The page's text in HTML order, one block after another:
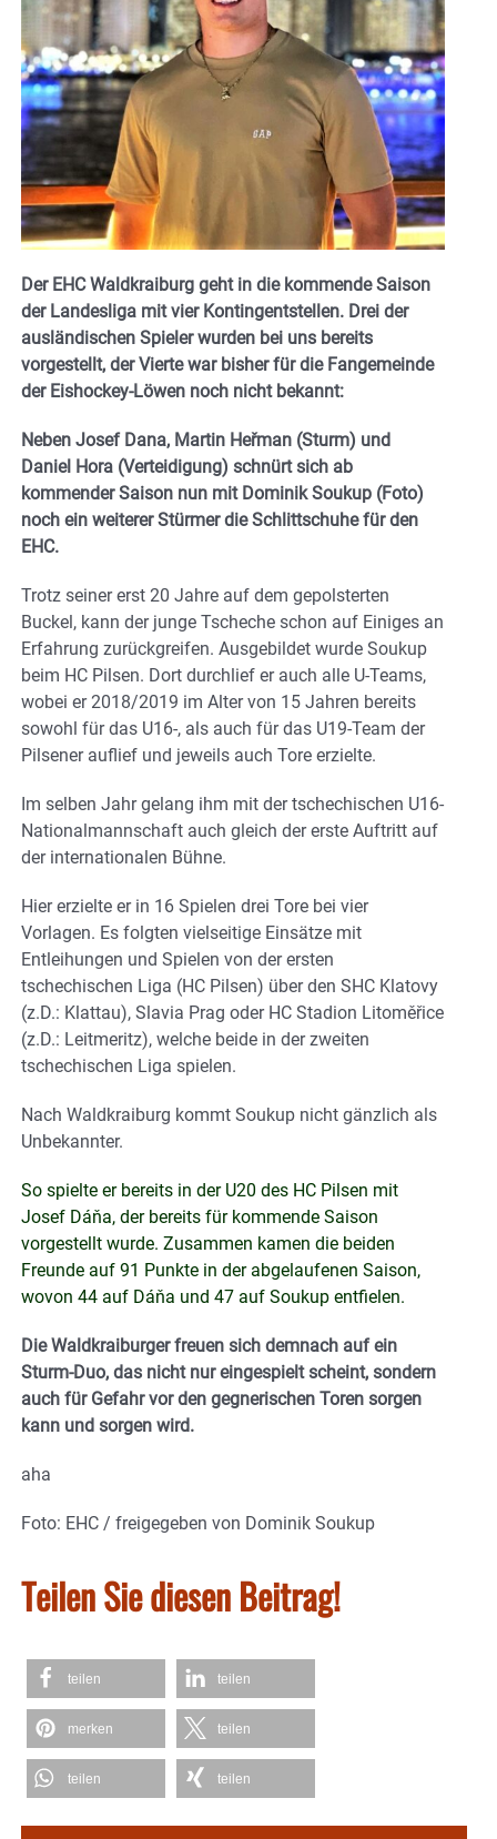
Der EHC Waldkraiburg geht in die kommende Saison
der Landesliga mit vier Kontingentstellen. Drei der
ausländischen Spieler wurden bei uns bereits
vorgestellt, der Vierte war bisher für die Fangemeinde
der Eishockey-Löwen noch nicht bekannt:
Neben Josef Dana, Martin Heřman (Sturm) und
Daniel Hora (Verteidigung) schnürt sich ab
kommender Saison nun mit Dominik Soukup (Foto)
noch ein weiterer Stürmer die Schlittschuhe für den
EHC.
Trotz seiner erst 20 Jahre auf dem gepolsterten
Buckel, kann der junge Tscheche schon auf Einiges an
Erfahrung zurückgreifen. Ausgebildet wurde Soukup
beim HC Pilsen. Dort durchlief er auch alle U-Teams,
wobei er 2018/2019 im Alter von 15 Jahren bereits
sowohl für das U16-, als auch für das U19-Team der
Pilsener auflief und jeweils auch Tore erzielte.
Im selben Jahr gelang ihm mit der tschechischen U16-
Nationalmannschaft auch gleich der erste Auftritt auf
der internationalen Bühne.
Hier erzielte er in 16 Spielen drei Tore bei vier
Vorlagen. Es folgten vielseitige Einsätze mit
Entleihungen und Spielen von der ersten
tschechischen Liga (HC Pilsen) über den SHC Klatovy
(z.D.: Klattau), Slavia Prag oder HC Stadion Litoměřice
(z.D.: Leitmeritz), welche beide in der zweiten
tschechischen Liga spielen.
Nach Waldkraiburg kommt Soukup nicht gänzlich als
Unbekannter.
So spielte er bereits in der U20 des HC Pilsen mit
Josef Dáňa, der bereits für kommende Saison
vorgestellt wurde. Zusammen kamen die beiden
Freunde auf 91 Punkte in der abgelaufenen Saison,
wovon 44 auf Dáňa und 47 auf Soukup entfielen.
Die Waldkraiburger freuen sich demnach auf ein
Sturm-Duo, das nicht nur eingespielt scheint, sondern
auch für Gefahr vor den gegnerischen Toren sorgen
kann und sorgen wird.
aha
Foto: EHC / freigegeben von Dominik Soukup
Teilen Sie diesen Beitrag!
teilen teilen
merken teilen
teilen teilen